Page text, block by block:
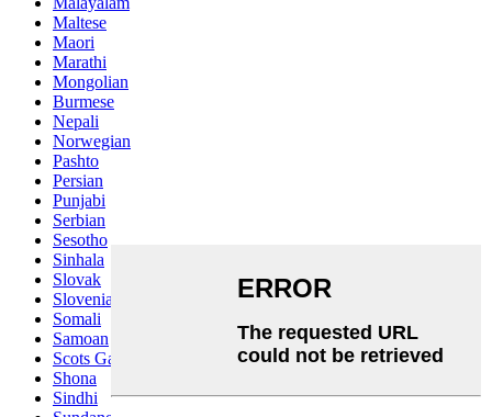
Maltese
Maori
Marathi
Mongolian
Burmese
Nepali
Norwegian
Pashto
Persian
Punjabi
Serbian
Sesotho
Sinhala
Slovak
Slovenian
Somali
Samoan
Scots Gaelic
Shona
Sindhi